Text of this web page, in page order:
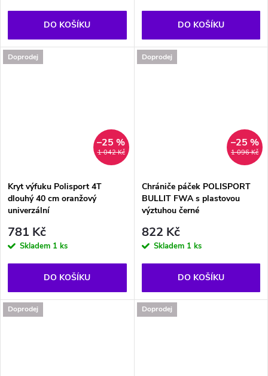
DO KOŠÍKU DO KOŠÍKU
Doprodej
1 042 Kč
–25 %
Kryt výfuku Polisport 4T
dlouhý 40 cm oranžový
univerzální
781 Kč
Skladem 1 ks
DO KOŠÍKU
Doprodej
1 096 Kč
–25 %
Chrániče páček POLISPORT
BULLIT FWA s plastovou
výztuhou černé
822 Kč
Skladem 1 ks
DO KOŠÍKU
Doprodej Doprodej